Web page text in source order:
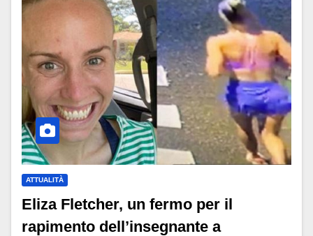
ATTUALITÀ
Eliza Fletcher, un fermo per il
rapimento dell’insegnante a